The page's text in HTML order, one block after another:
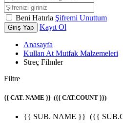
Beni Hatırla Şifremi Unuttum
Giriş Yap Kayıt Ol
Anasayfa
Kullan At Mutfak Malzemeleri
Streç Filmler
Filtre
{{ CAT. NAME }} ({{ CAT.COUNT }})
{{ SUB. NAME }} ({{